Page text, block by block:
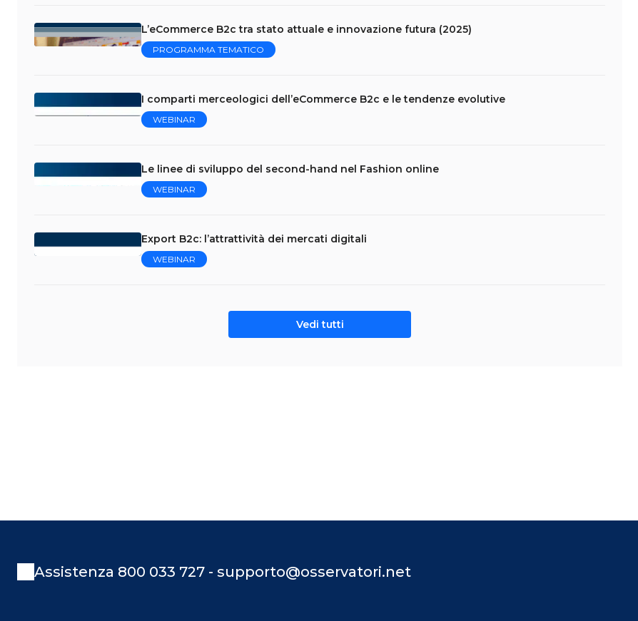
L’eCommerce B2c tra stato attuale e innovazione futura (2025)
PROGRAMMA TEMATICO
I comparti merceologici dell’eCommerce B2c e le tendenze evolutive
WEBINAR
Le linee di sviluppo del second-hand nel Fashion online
WEBINAR
Export B2c: l’attrattività dei mercati digitali
WEBINAR
Vedi tutti
Assistenza 800 033 727 - supporto@osservatori.net